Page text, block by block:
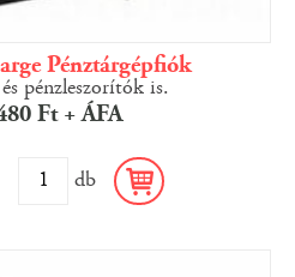
Pénztárgépfiók
pénzleszorítók is.
Ft + ÁFA
db